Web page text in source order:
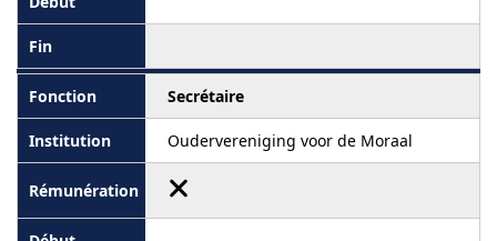
Secrétaire
Oudervereniging voor de Moraal